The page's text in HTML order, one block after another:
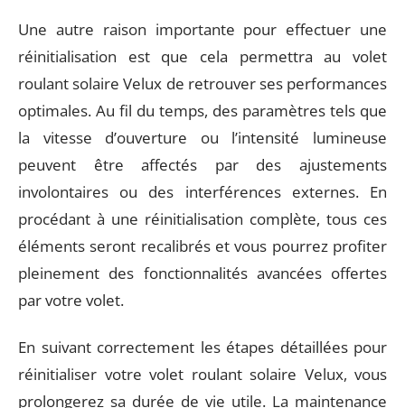
Une autre raison importante pour effectuer une
réinitialisation est que cela permettra au volet
roulant solaire Velux de retrouver ses performances
optimales. Au fil du temps, des paramètres tels que
la vitesse d’ouverture ou l’intensité lumineuse
peuvent être affectés par des ajustements
involontaires ou des interférences externes. En
procédant à une réinitialisation complète, tous ces
éléments seront recalibrés et vous pourrez profiter
pleinement des fonctionnalités avancées offertes
par votre volet.
En suivant correctement les étapes détaillées pour
réinitialiser votre volet roulant solaire Velux, vous
prolongerez sa durée de vie utile. La maintenance